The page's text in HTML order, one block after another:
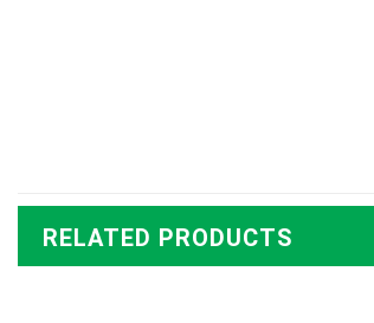
RELATED PRODUCTS